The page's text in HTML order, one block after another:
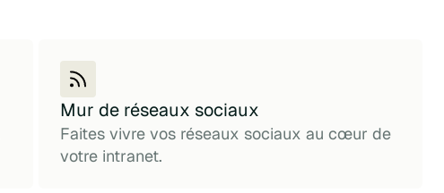
Mur de réseaux sociaux
Faites vivre vos réseaux sociaux au cœur de
votre intranet.